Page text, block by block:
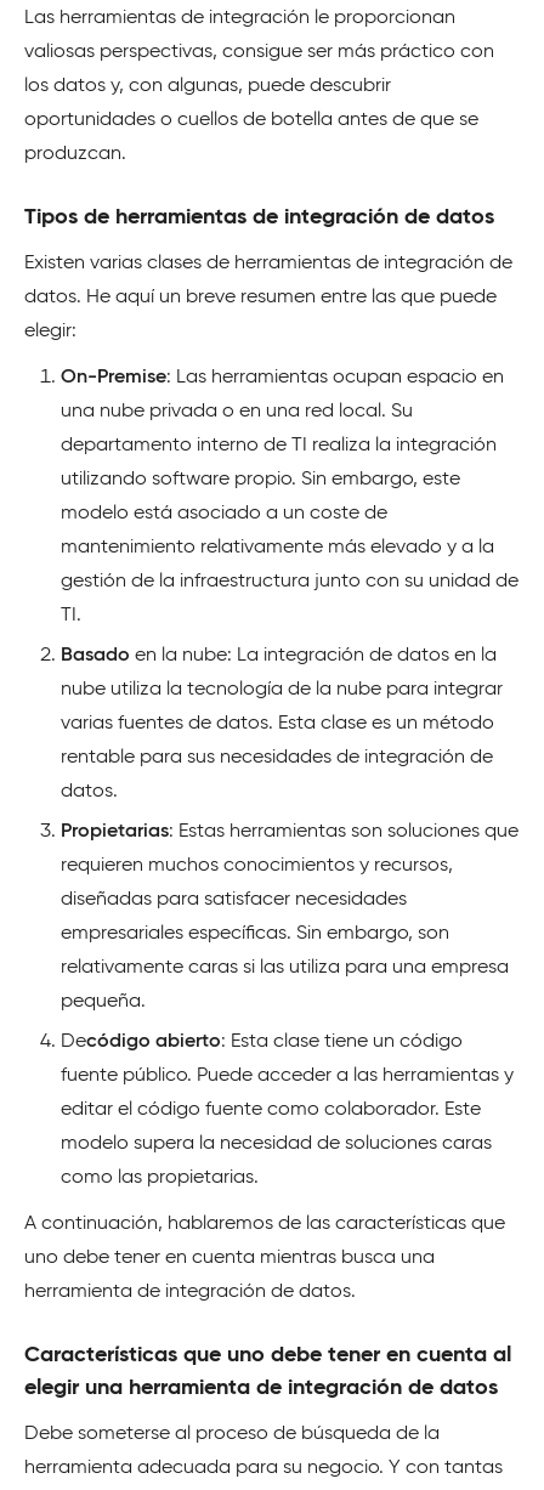
Las herramientas de integración le proporcionan
valiosas perspectivas, consigue ser más práctico con
los datos y, con algunas, puede descubrir
oportunidades o cuellos de botella antes de que se
produzcan.
Tipos de herramientas de integración de datos
Existen varias clases de herramientas de integración de
datos. He aquí un breve resumen entre las que puede
elegir:
On-Premise: Las herramientas ocupan espacio en
una nube privada o en una red local. Su
departamento interno de TI realiza la integración
utilizando software propio. Sin embargo, este
modelo está asociado a un coste de
mantenimiento relativamente más elevado y a la
gestión de la infraestructura junto con su unidad de
TI.
Basado en la nube: La integración de datos en la
nube utiliza la tecnología de la nube para integrar
varias fuentes de datos. Esta clase es un método
rentable para sus necesidades de integración de
datos.
Propietarias: Estas herramientas son soluciones que
requieren muchos conocimientos y recursos,
diseñadas para satisfacer necesidades
empresariales específicas. Sin embargo, son
relativamente caras si las utiliza para una empresa
pequeña.
Decódigo abierto: Esta clase tiene un código
fuente público. Puede acceder a las herramientas y
editar el código fuente como colaborador. Este
modelo supera la necesidad de soluciones caras
como las propietarias.
A continuación, hablaremos de las características que
uno debe tener en cuenta mientras busca una
herramienta de integración de datos.
Características que uno debe tener en cuenta al
elegir una herramienta de integración de datos
Debe someterse al proceso de búsqueda de la
herramienta adecuada para su negocio. Y con tantas